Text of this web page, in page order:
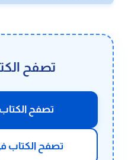
تصفح
تصفح
تصفح الكتاب